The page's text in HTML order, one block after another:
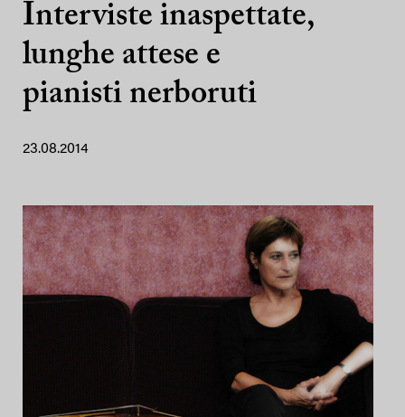
Interviste inaspettate,
lunghe attese e
pianisti nerboruti
23.08.2014